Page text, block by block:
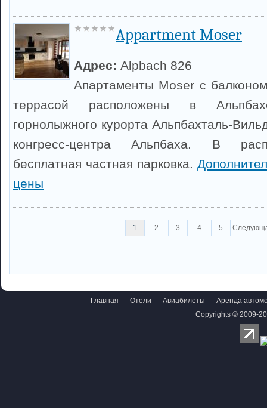
Appartment Moser
Адрес: Alpbach 826
Апартаменты Moser с
террасой расположены в
горнолыжного курорта Альпбахталь-
конгресс-центра Альпбаха. В
бесплатная частная парковка.
цены
1 2 3 4 5
Главная - Отели - Авиабилеты -
Аренда
Copyrights © 2009-